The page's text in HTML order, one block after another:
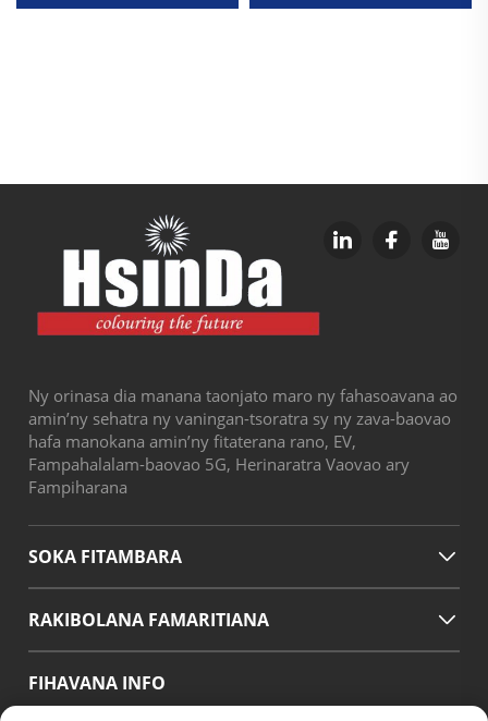
Ny orinasa dia manana taonjato maro ny fahasoavana ao
amin’ny sehatra ny vaningan-tsoratra sy ny zava-baovao
hafa manokana amin’ny fitaterana rano, EV,
Fampahalalam-baovao 5G, Herinaratra Vaovao ary
Fampiharana
SOKA FITAMBARA
RAKIBOLANA FAMARITIANA
FIHAVANA INFO